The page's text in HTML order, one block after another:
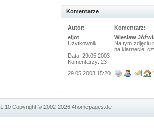
Komentarze
Autor:
Komentarz:
eljot
Użytkownik
Data: 29.05.2003
Komentarzy: 23
Wiesław
Na tym zdjęciu
na klarnecie,
29.05.2003 15:20
1.10Copyright © 2002-20264homepages.de